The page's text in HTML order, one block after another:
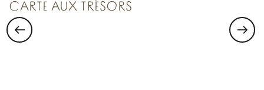
CARTE AUX TRÉSORS